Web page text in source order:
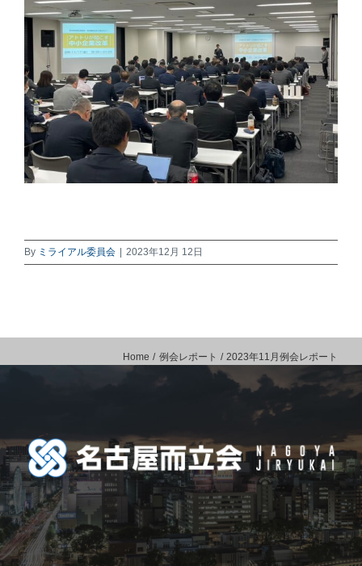
By ミライアル委員会 2023年12月 12日
Home 例会レポート 2023年11月例会レポート